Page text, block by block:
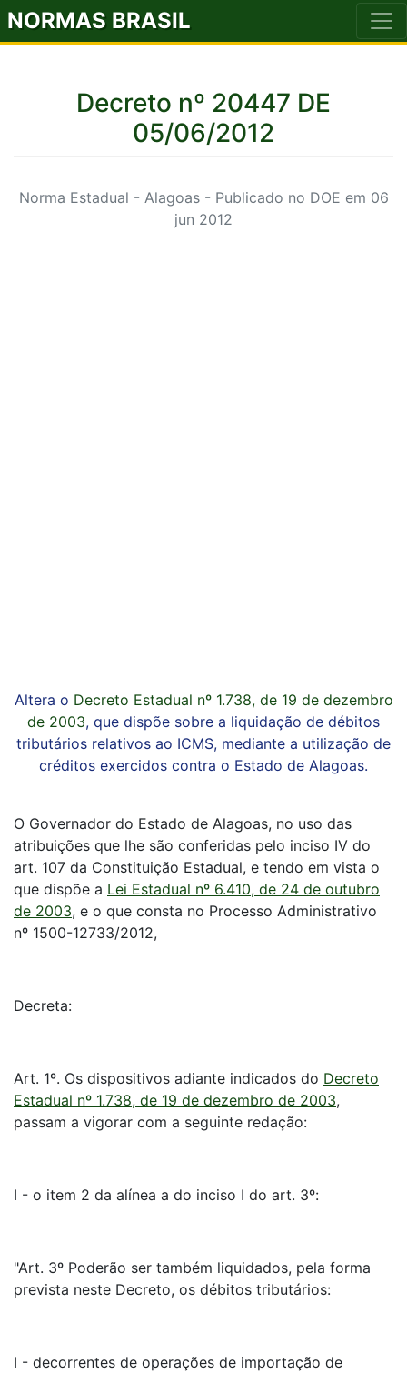
NORMAS BRASIL
Decreto nº 20447 DE
05/06/2012
Norma Estadual - Alagoas - Publicado no DOE em 06
jun 2012
Altera o Decreto Estadual nº 1.738, de 19 de dezembro
de 2003, que dispõe sobre a liquidação de débitos
tributários relativos ao ICMS, mediante a utilização de
créditos exercidos contra o Estado de Alagoas.
O Governador do Estado de Alagoas, no uso das
atribuições que lhe são conferidas pelo inciso IV do
art. 107 da Constituição Estadual, e tendo em vista o
que dispõe a Lei Estadual nº 6.410, de 24 de outubro
de 2003, e o que consta no Processo Administrativo
nº 1500-12733/2012,
Decreta:
Art. 1º. Os dispositivos adiante indicados do Decreto
Estadual nº 1.738, de 19 de dezembro de 2003,
passam a vigorar com a seguinte redação:
I - o item 2 da alínea a do inciso I do art. 3º:
"Art. 3º Poderão ser também liquidados, pela forma
prevista neste Decreto, os débitos tributários:
I - decorrentes de operações de importação de